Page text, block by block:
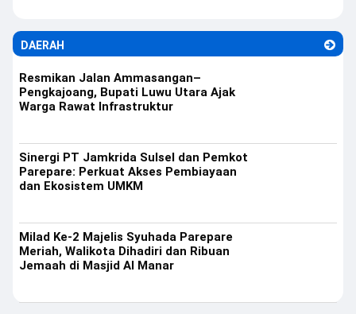
DAERAH
Resmikan Jalan Ammasangan–
Pengkajoang, Bupati Luwu Utara Ajak
Warga Rawat Infrastruktur
Sinergi PT Jamkrida Sulsel dan Pemkot
Parepare: Perkuat Akses Pembiayaan
dan Ekosistem UMKM
Milad Ke-2 Majelis Syuhada Parepare
Meriah, Walikota Dihadiri dan Ribuan
Jemaah di Masjid Al Manar